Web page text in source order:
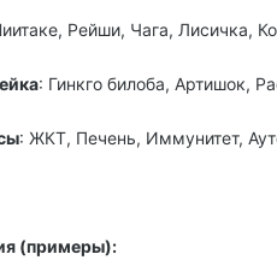
Рейши, Чага, Лисичка,
: Гинкго билоба, Артишок,
: ЖКТ, Печень, Иммунитет,
(примеры):